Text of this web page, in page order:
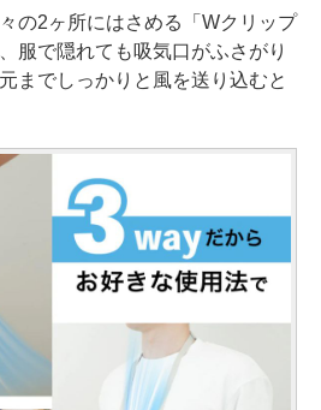
の2ヶ所にはさめる「Wクリップ
服で隠れても吸気口がふさがり
までしっかりと風を送り込むと